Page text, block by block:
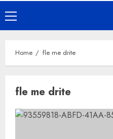
Primary
Menu
Home fle me drite
fle me drite